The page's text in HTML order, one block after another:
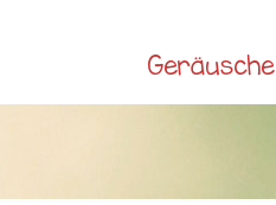
Main
menuGeräusche